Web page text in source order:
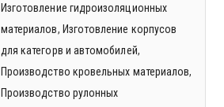
Изготовление гидроизоляционных
материалов, Изготовление корпусов
для категорв и автомобилей,
Производство кровельных материалов,
Производство рулонных